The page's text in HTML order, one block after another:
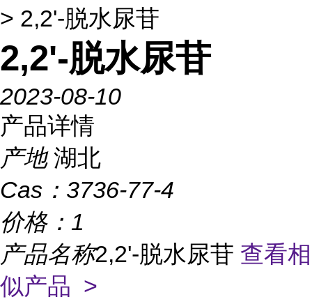
> 2,2'-脱水尿苷
2,2'-脱水尿苷
2023-08-10
产品详情
产地 湖北
Cas： 3736-77-4
价格： 1
产品名称2,2'-脱水尿苷 查看相
似产品 >